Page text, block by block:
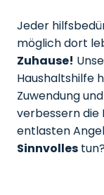
Jeder
möglich dort
Zuhause!
Haushaltshilfe
Zuwendung
verbessern die
entlasten
Sinnvolles